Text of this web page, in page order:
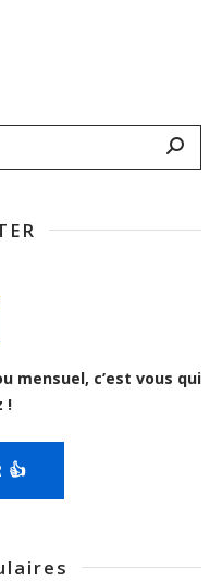
mensuel, c’est vous qui
!
👍